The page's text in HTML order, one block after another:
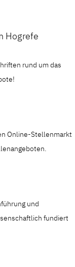
Hogrefe
rund um das
Online-Stellenmarkt
und
fundiert